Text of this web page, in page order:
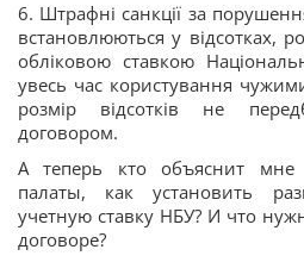
6. Штрафні санкції за
встановлюються у відсотках,
обліковою ставкою
увесь час користування
розмір відсотків не
договором.
А теперь кто объяснит
палаты, как установить
учетную ставку НБУ? И что
договоре?